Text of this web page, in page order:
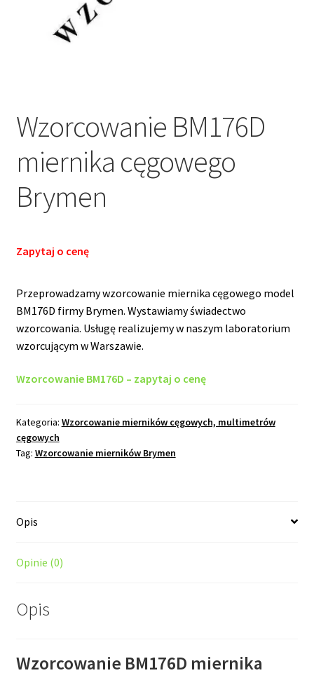
Wzorcowanie BM176D
miernika cęgowego
Brymen
Zapytaj o cenę
Przeprowadzamy wzorcowanie miernika cęgowego model
BM176D firmy Brymen. Wystawiamy świadectwo
wzorcowania. Usługę realizujemy w naszym laboratorium
wzorcującym w Warszawie.
Wzorcowanie BM176D – zapytaj o cenę
Kategoria: Wzorcowanie mierników cęgowych, multimetrów
cęgowych
Tag: Wzorcowanie mierników Brymen
Opis
Opinie (0)
Opis
Wzorcowanie BM176D miernika